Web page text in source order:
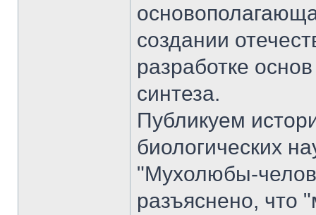
создании
разработке
синтеза.
Публикуем
биологических
"Мухолюбы-
разъяснено, что